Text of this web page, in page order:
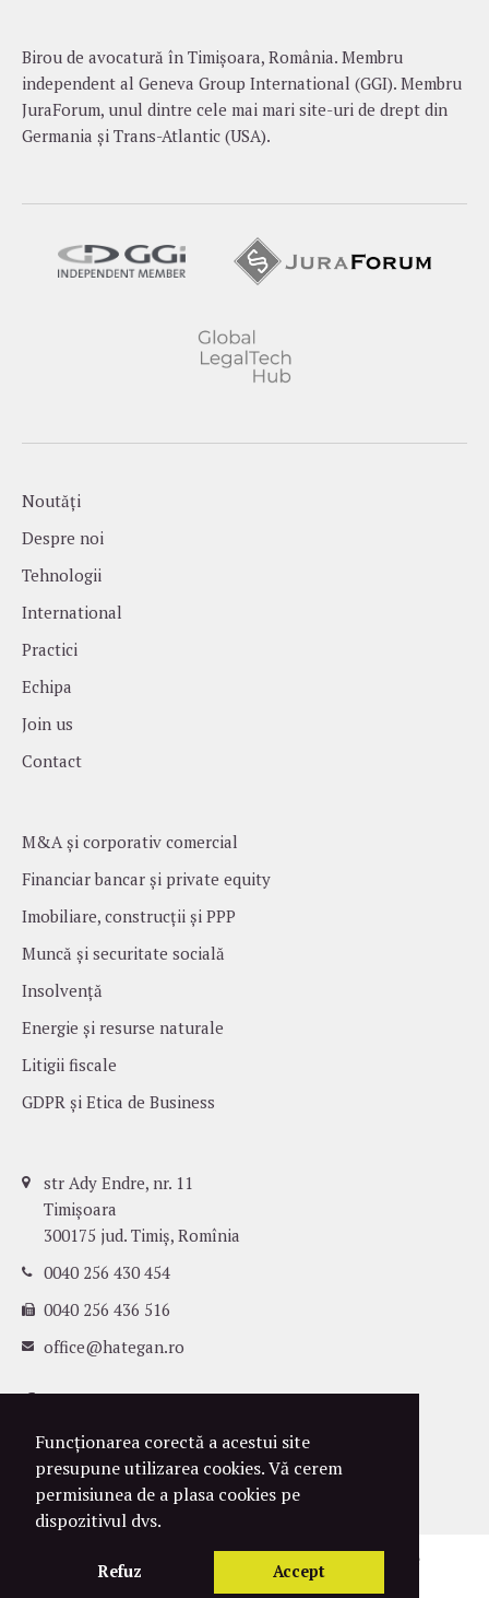
Funcționarea corectă a acestui site
presupune utilizarea cookies. Vă cerem
permisiunea de a plasa cookies pe
dispozitivul dvs.
Refuz Accept
Birou de avocatură în Timișoara, România. Membru
independent al Geneva Group International (GGI). Membru
JuraForum, unul dintre cele mai mari site-uri de drept din
Germania și Trans-Atlantic (USA).
Noutăți
Despre noi
Tehnologii
International
Practici
Echipa
Join us
Contact
M&A și corporativ comercial
Financiar bancar și private equity
Imobiliare, construcții și PPP
Muncă și securitate socială
Insolvență
Energie și resurse naturale
Litigii fiscale
GDPR și Etica de Business
str Ady Endre, nr. 11
Timișoara
300175 jud. Timiș, Romînia
0040 256 430 454
0040 256 436 516
office@hategan.ro
2004-2026
Hațegan Attorneys. Toate drepturile
rezervate.Confidențialitate Cookies